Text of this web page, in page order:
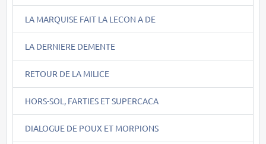
LA MARQUISE FAIT LA LECON A DE
LA DERNIERE DEMENTE
RETOUR DE LA MILICE
HORS-SOL, FARTIES ET SUPERCACA
DIALOGUE DE POUX ET MORPIONS